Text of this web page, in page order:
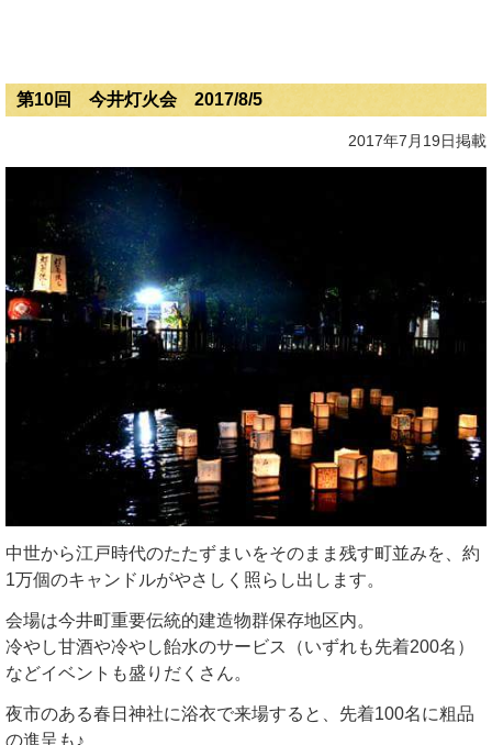
第10回 今井灯火会 2017/8/5
2017年7月19日掲載
中世から江戸時代のたたずまいをそのまま残す町並みを、約
1万個のキャンドルがやさしく照らし出します。
会場は今井町重要伝統的建造物群保存地区内。
冷やし甘酒や冷やし飴水のサービス（いずれも先着200名）
などイベントも盛りだくさん。
夜市のある春日神社に浴衣で来場すると、先着100名に粗品
の進呈も♪